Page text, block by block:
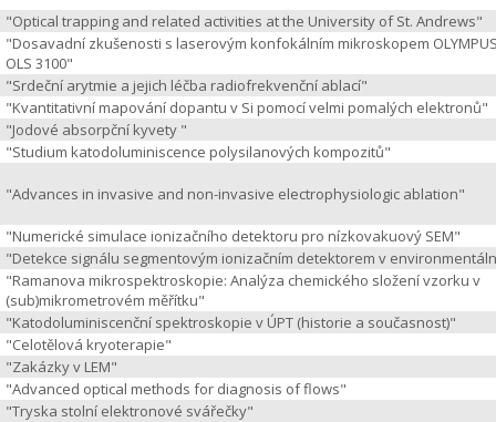
"Optical trapping and related activities at the University of St. Andrews"
"Dosavadní zkušenosti s laserovým konfokálním mikroskopem OLYMPUS
OLS 3100"
"Srdeční arytmie a jejich léčba radiofrekvenční ablací"
"Kvantitativní mapování dopantu v Si pomocí velmi pomalých elektronů"
"Jodové absorpční kyvety "
"Studium katodoluminiscence polysilanových kompozitů"
"Advances in invasive and non-invasive electrophysiologic ablation"
"Numerické simulace ionizačního detektoru pro nízkovakuový SEM"
"Detekce signálu segmentovým ionizačním detektorem v
"Ramanova mikrospektroskopie: Analýza chemického složení vzorku v
(sub)mikrometrovém měřítku"
"Katodoluminiscenční spektroskopie v ÚPT (historie a současnost)"
"Celotělová kryoterapie"
"Zakázky v LEM"
"Advanced optical methods for diagnosis of flows"
"Tryska stolní elektronové svářečky"